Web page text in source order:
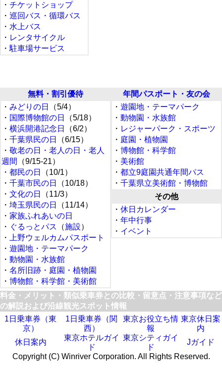
・ チケットショップ
・ 巡回バス・循環バス
・ 水上バス
・ レンタサイクル
・ 駐車場サービス
無料・割引優待
・ みどりの日
（5/4）
・ 国際博物館の日
（5/18）
・ 横浜開港記念日
（6/2）
・ 千葉県民の日
（6/15）
・ 敬老の日・老人の日・老人
週間
（9/15-21）
・ 都民の日
（10/1）
・ 千葉市民の日
（10/18）
・ 文化の日
（11/3）
・ 埼玉県民の日
（11/14）
・ 家族ふれあいの日
・ ぐるっとパス （施設）
・
上野ウェルカムパスポート
・ 遊園地・テーマパーク
・ 動物園・水族館
・ 名所旧跡・庭園・植物園
・ 博物館・科学館・美術館
年間パスポート・友の会
・ 遊園地・テーマパーク
・ 動物園・水族館
・ レジャーパーク・スポーツ
・ 庭園・植物園
・ 博物館・科学館
・ 美術館
・ 都立9庭園共通年間パス
・ 千葉県立美術館・博物館
その他
・ 休日カレンダー
・ 年中行事
・ イベント
料金・メリット・類似乗車券との比較・留意点・注意事項など
の解説および沿線観光スポット情報
1日乗車券（東
京）
1日乗車券（関
西）
東京お役立ち情
報
東京休日案
内
休日案内
東京ホテルガイ
ド
東京シティガイ
ド
Jガイド
Copyright (C) Winriver Corporation. All Rights Reserved.